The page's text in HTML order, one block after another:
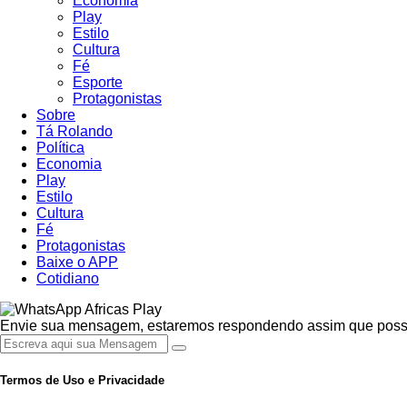
Play
Estilo
Cultura
Fé
Esporte
Protagonistas
Sobre
Tá Rolando
Política
Economia
Play
Estilo
Cultura
Fé
Protagonistas
Baixe o APP
Cotidiano
Africas Play
Envie sua mensagem, estaremos respondendo assim que
Termos de Uso e Privacidade